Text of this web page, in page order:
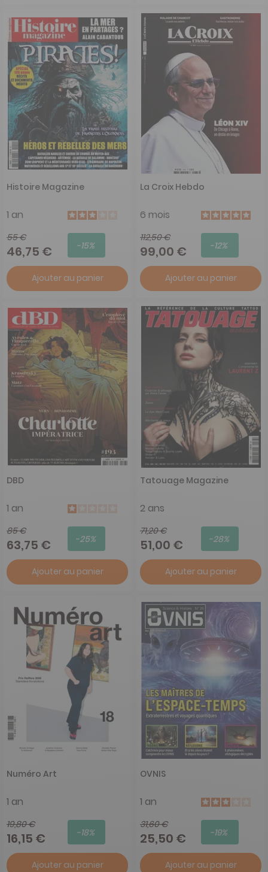
Histoire Magazine
1 an
55 €
46,75 € -15%
Ajouter au panier
La Croix Hebdo
6 mois
112,50 €
99,00 € -12%
Ajouter au panier
DBD
1 an
85 €
63,75 € -25%
Ajouter au panier
Tatouage Magazine
2 ans
71,20 €
51,00 € -28%
Ajouter au panier
Numéro Art
1 an
19,80 €
16,15 € -18%
Ajouter au panier
OVNIS
1 an
31,60 €
25,50 € -19%
Ajouter au panier